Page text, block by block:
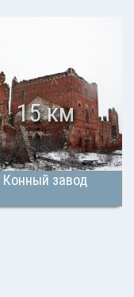
Конный завод
15 км